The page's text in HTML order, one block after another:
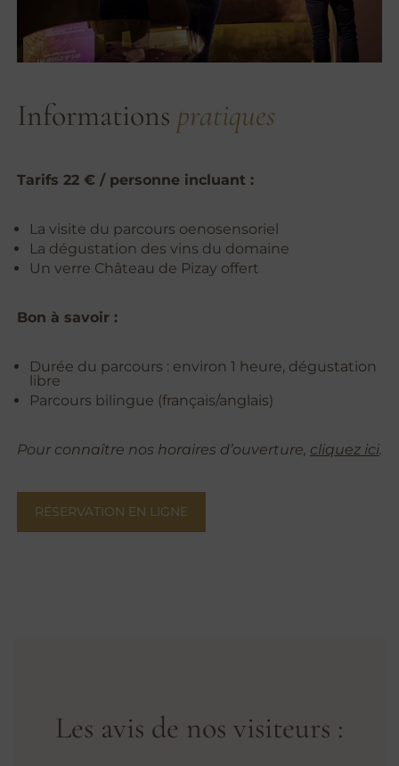
Informations pratiques
Tarifs 22 € / personne incluant :
La visite du parcours oenosensoriel
La dégustation des vins du domaine
Un verre Château de Pizay offert
Bon à savoir :
Durée du parcours : environ 1 heure, dégustation
libre
Parcours bilingue (français/anglais)
Pour connaître nos horaires d’ouverture, cliquez ici.
RÉSERVATION EN LIGNE
Les avis de nos visiteurs :